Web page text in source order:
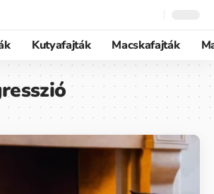
Kutyafajták Macskafajták